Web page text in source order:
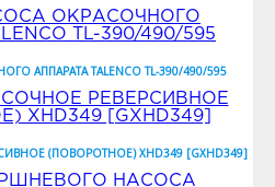
АППАРАТА TALENCO TL-390/490/595
(ПОВОРОТНОЕ) XHD349 [GXHD349]